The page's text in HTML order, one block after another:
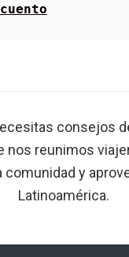
consejos
nos reunimos
comunidad y
Latinoamérica.